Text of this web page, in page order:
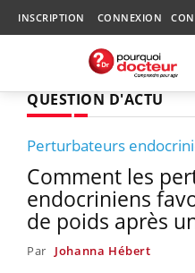
INSCRIPTION CONNEXION
QUESTION D'ACTU
Perturbateurs
Comment les
endocriniens
de poids après
Par Johanna Hébert